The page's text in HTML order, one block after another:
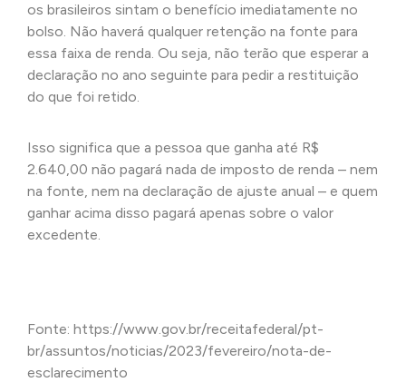
os brasileiros sintam o benefício imediatamente no
bolso. Não haverá qualquer retenção na fonte para
essa faixa de renda. Ou seja, não terão que esperar a
declaração no ano seguinte para pedir a restituição
do que foi retido.
Isso significa que a pessoa que ganha até R$
2.640,00 não pagará nada de imposto de renda – nem
na fonte, nem na declaração de ajuste anual – e quem
ganhar acima disso pagará apenas sobre o valor
excedente.
Fonte: https://www.gov.br/receitafederal/pt-
br/assuntos/noticias/2023/fevereiro/nota-de-
esclarecimento